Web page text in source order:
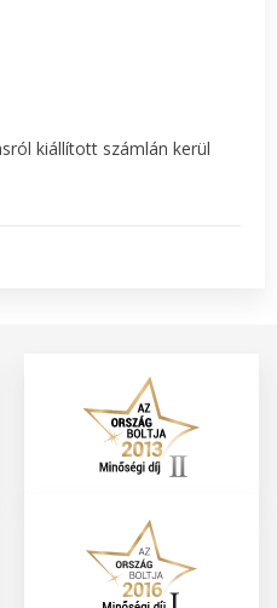
kiállított számlán kerül